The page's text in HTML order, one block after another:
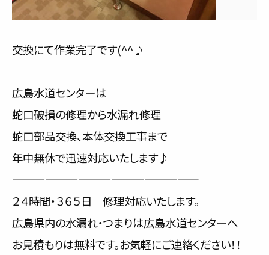
交換にて作業完了です(^^♪
広島水道センターは
蛇口破損の修理から水漏れ修理
蛇口部品交換、本体交換工事まで
年中無休で迅速対応いたします♪
—————————————————
２４時間・３６５日 修理対応いたします。
広島県内の水漏れ・つまりは広島水道センターへ
お見積もりは無料です。お気軽にご連絡ください！！